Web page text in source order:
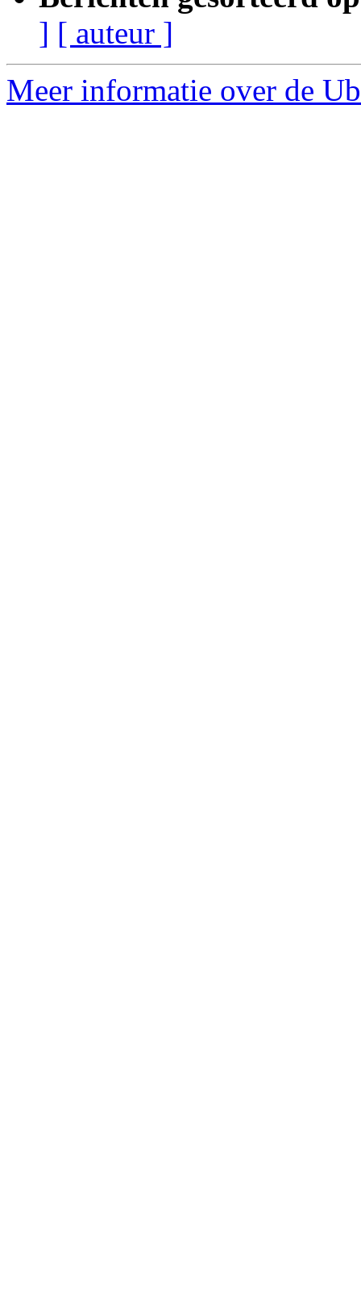
] [ auteur ]
Meer informatie over de